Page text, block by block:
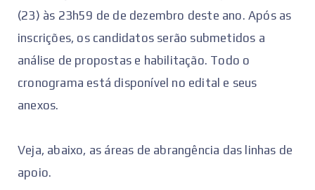
(23) às 23h59 de de dezembro deste ano. Após as
inscrições, os candidatos serão submetidos a
análise de propostas e habilitação. Todo o
cronograma está disponível no edital e seus
anexos.
Veja, abaixo, as áreas de abrangência das linhas de
apoio.